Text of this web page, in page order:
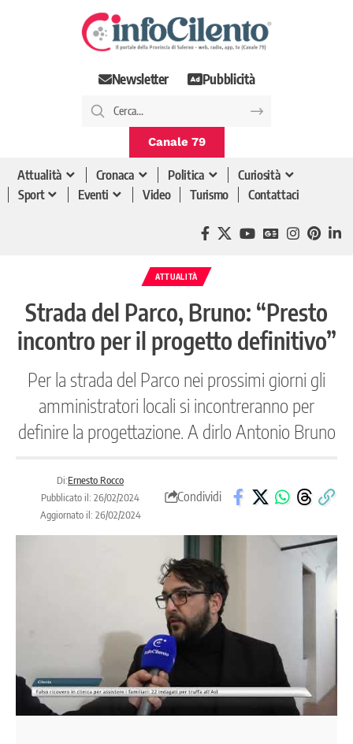
Newsletter Pubblicità
Canale 79
Attualità Cronaca Politica
Curiosità
Sport
Eventi Video Turismo Contattaci
ATTUALITÀ
Strada del Parco, Bruno: “Presto
incontro per il progetto definitivo”
Per la strada del Parco nei prossimi giorni gli
amministratori locali si incontreranno per
definire la progettazione. A dirlo Antonio Bruno
Di:Ernesto Rocco
Pubblicato il: 26/02/2024
Aggiornato il: 26/02/2024
Condividi